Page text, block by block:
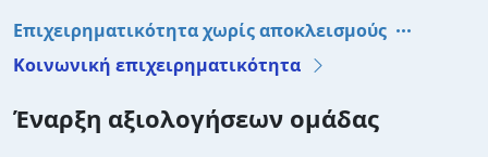
Επιχειρηματικότητα χωρίς αποκλεισμούς
Κοινωνική επιχειρηματικότητα
Έναρξη αξιολογήσεων ομάδας